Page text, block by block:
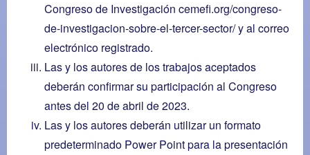
Congreso de Investigación cemefi.org/congreso-
de-investigacion-sobre-el-tercer-sector/y al correo
electrónico registrado.
Las y los autores de los trabajos aceptados
deberán confirmar su participación al Congreso
antes del 20 de abril de 2023.
Las y los autores deberán utilizar un formato
predeterminado Power Point para la presentación